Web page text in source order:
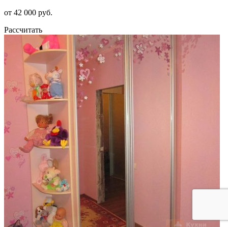
от 42 000 руб.
Рассчитать